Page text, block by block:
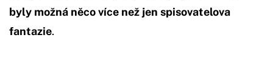
byly možná něco více než jen spisovatelova
fantazie.